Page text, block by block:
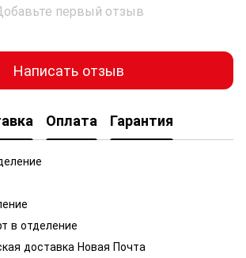
первый отзыв
Написать отзыв
Оплата Гарантия
в отделение
доставка Новая Почта